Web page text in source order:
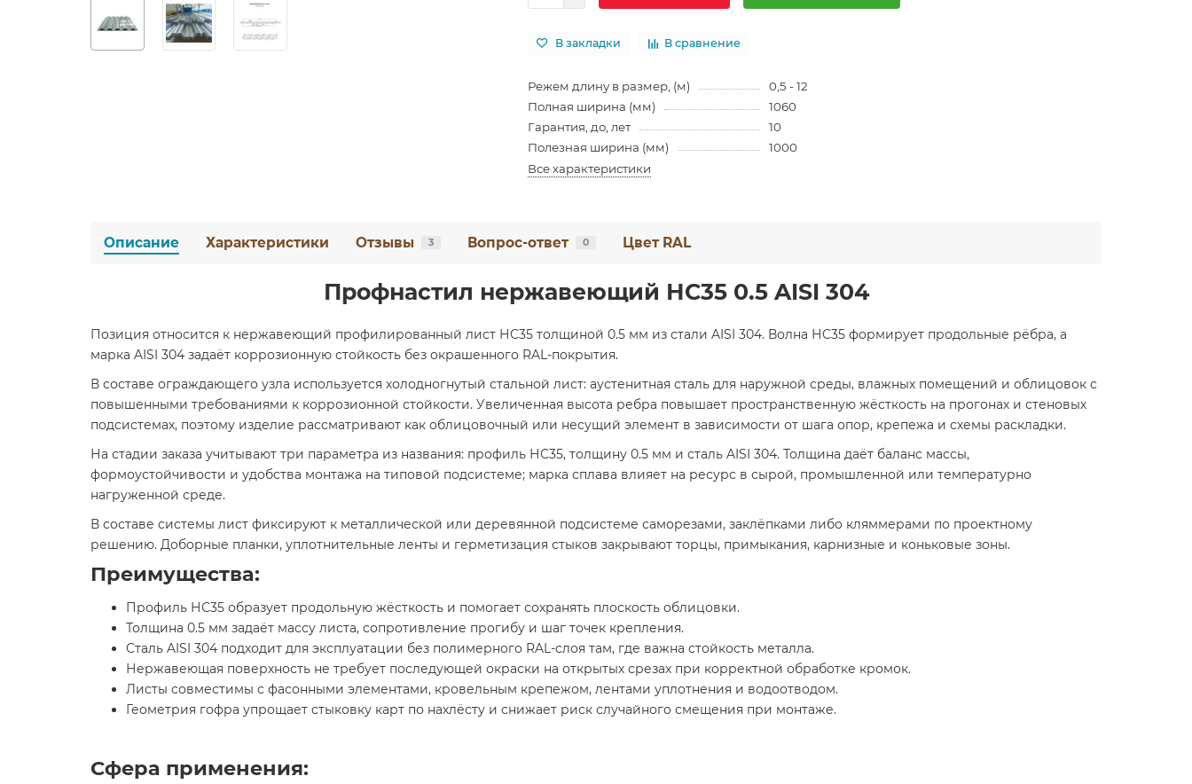
В закладки В сравнение
Режем длину в размер, (м)
0,5 - 12
Полная ширина (мм)
1060
Гарантия, до, лет
10
Полезная ширина (мм)
1000
Все характеристики
Описание Характеристики Отзывы 3 Вопрос-ответ 0 Цвет RAL
Профнастил нержавеющий НС35 0.5 AISI 304
Позиция относится к нержавеющий профилированный лист НС35 толщиной 0.5 мм из стали AISI 304. Волна НС35 формирует продольные рёбра, а
марка AISI 304 задаёт коррозионную стойкость без окрашенного RAL-покрытия.
В составе ограждающего узла используется холодногнутый стальной лист: аустенитная сталь для наружной среды, влажных помещений и облицовок с
повышенными требованиями к коррозионной стойкости. Увеличенная высота ребра повышает пространственную жёсткость на прогонах и стеновых
подсистемах, поэтому изделие рассматривают как облицовочный или несущий элемент в зависимости от шага опор, крепежа и схемы раскладки.
На стадии заказа учитывают три параметра из названия: профиль НС35, толщину 0.5 мм и сталь AISI 304. Толщина даёт баланс массы,
формоустойчивости и удобства монтажа на типовой подсистеме; марка сплава влияет на ресурс в сырой, промышленной или температурно
нагруженной среде.
В составе системы лист фиксируют к металлической или деревянной подсистеме саморезами, заклёпками либо кляммерами по проектному
решению. Доборные планки, уплотнительные ленты и герметизация стыков закрывают торцы, примыкания, карнизные и коньковые зоны.
Преимущества:
Профиль НС35 образует продольную жёсткость и помогает сохранять плоскость облицовки.
Толщина 0.5 мм задаёт массу листа, сопротивление прогибу и шаг точек крепления.
Сталь AISI 304 подходит для эксплуатации без полимерного RAL-слоя там, где важна стойкость металла.
Нержавеющая поверхность не требует последующей окраски на открытых срезах при корректной обработке кромок.
Листы совместимы с фасонными элементами, кровельным крепежом, лентами уплотнения и водоотводом.
Геометрия гофра упрощает стыковку карт по нахлёсту и снижает риск случайного смещения при монтаже.
Сфера применения: